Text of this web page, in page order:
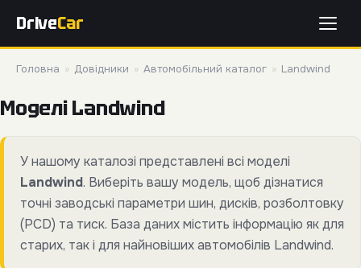
DriveCar
Головна » Довідники » Автомобільний каталог » Landwind
Моделі Landwind
У нашому каталозі представлені всі моделі
Landwind. Виберіть вашу модель, щоб дізнатися
точні заводські параметри шин, дисків, розболтовку
(PCD) та тиск. База даних містить інформацію як для
старих, так і для найновіших автомобілів Landwind.